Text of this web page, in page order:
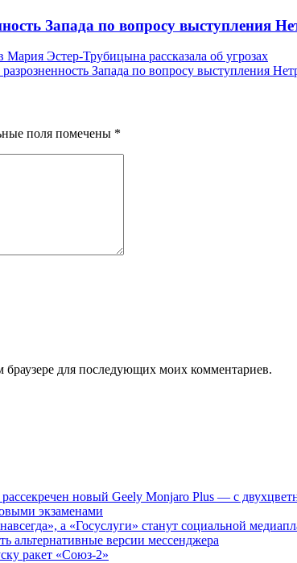
Запада по вопросу выступления
Мария Эстер-Трубицына рассказала об угрозах
Запада по вопросу выступления
поля помечены *
браузере для последующих моих комментариев.
новый Geely Monjaro Plus — с
экзаменами
а «Госуслуги» станут социальной
альтернативные версии мессенджера
ракет «Союз-2»